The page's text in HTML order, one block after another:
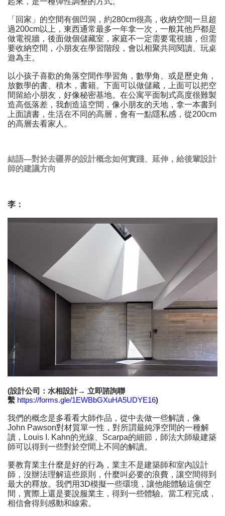
「回家」的空間有個凹洞，約280cm很高，收納空間一旦超
過200cm以上，東西通常最多一年拿一次，一般其他戶都是
做電視牆，後面做個儲藏室，家庭不一定需要電視牆，但需
要收納空間，小朋友在學習階段，會以相聚共同閱讀、玩桌
遊為主。
以小孩子喜歡的角落空間作學習角，數學角、或是歷史角，
放數學的書、積木，書籍。下面可以做儲藏，上面可以把空
間留給小朋友，好像秘密基地。在公寓平面制式高度很難製
造高低落差，我創造這空間，像小朋友的天地，拿一本書到
上面讀書，生活在不同的高層，會有一點隱私感，從200cm
的高層去看家人。
結語—對於去疆界的設計概念如何實踐、延伸，給後輩設計
師的建議方向
李：
(設計公司：水相設計→ 立即諮詢聯
繫 https://forms.gle/1EWBbGXuHA5UDYE16)
我們的概念是多看看大師作品，從中去做一些解讀，像
John Pawson對材質單一性，對所謂最純淨空間的一種解
讀，Louis I. Kahn的光線、Scarpa的細節，師法大師級建築
師可以得到一些對於空間上不同的解讀。
要教育業主什麼是好的行為，業主不是建築師和室內設計
師，沒辦法理解這些原則，什麼叫必要的浪費，讓空間得到
最大的釋放。我們用3D模擬一些環境，讓他能體驗這個空
間，實際上還是要說服業主，得到一些體驗。當工程完成，
相信會得到感動和線索。